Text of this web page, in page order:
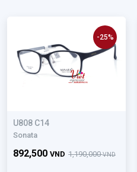
U808 C14
Sonata
1,190,000VND
892,500 VND
-25%